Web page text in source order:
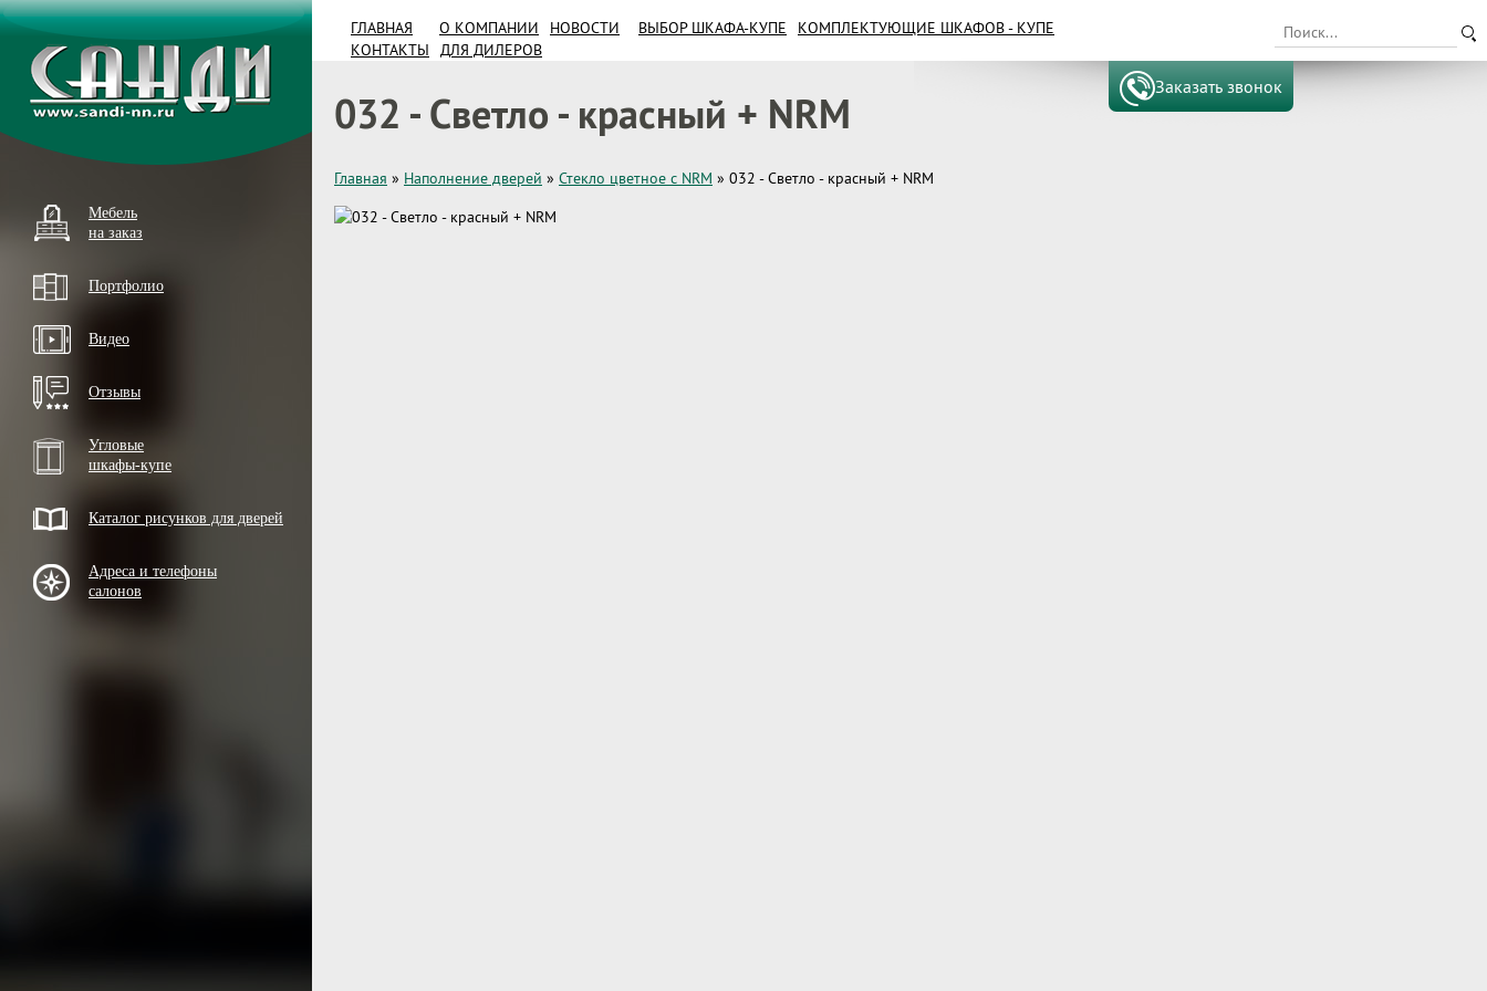
Мебель
на заказ
Портфолио
Видео
Отзывы
Угловые
шкафы-купе
Каталог рисунков для дверей
Адреса и телефоны
салонов
ГЛАВНАЯ О КОМПАНИИ НОВОСТИ ВЫБОР ШКАФА-КУПЕ
КОМПЛЕКТУЮЩИЕ ШКАФОВ - КУПЕ
КОНТАКТЫ
ДЛЯ ДИЛЕРОВ
Заказать звонок
032 - Светло - красный + NRM
Главная » Наполнение дверей » Стекло цветное с NRM » 032 - Светло - красный + NRM